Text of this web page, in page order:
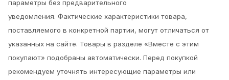
параметры без предварительного
уведомления. Фактические характеристики товара,
поставляемого в конкретной партии, могут отличаться от
указанных на сайте. Товары в разделе «Вместе с этим
покупают» подобраны автоматически. Перед покупкой
рекомендуем уточнять интересующие параметры или